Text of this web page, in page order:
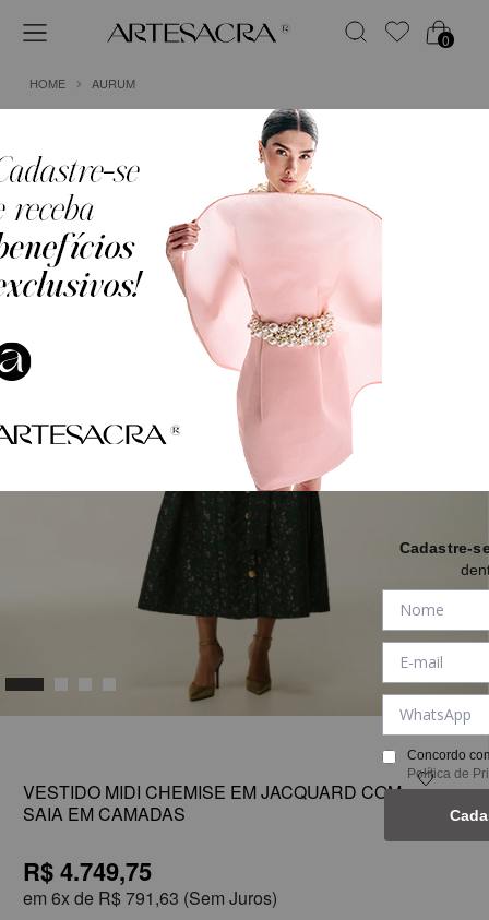
0
HOME AURUM
1
VESTIDO MIDI CHEMISE EM JACQUARD COM
SAIA EM CAMADAS
R$ 4.749,75
em 6x de R$ 791,63 (Sem Juros)
Cadastre-
Concordo
Política de